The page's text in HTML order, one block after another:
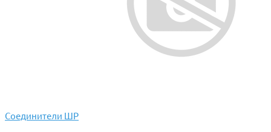
Соединители ШР